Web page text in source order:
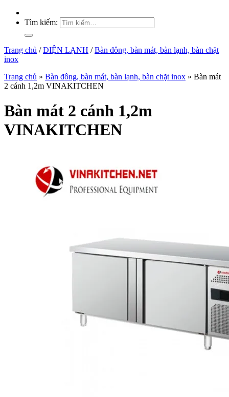
Tìm kiếm:
Trang chủ / ĐIỆN LẠNH / Bàn đông, bàn mát, bàn lạnh, bàn chặt
inox
Trang chủ » Bàn đông, bàn mát, bàn lạnh, bàn chặt inox » Bàn mát
2 cánh 1,2m VINAKITCHEN
Bàn mát 2 cánh 1,2m
VINAKITCHEN